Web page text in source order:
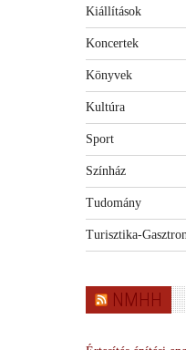
Kiállítások
Koncertek
Könyvek
Kultúra
Sport
Színház
Tudomány
Turisztika-
NMHH